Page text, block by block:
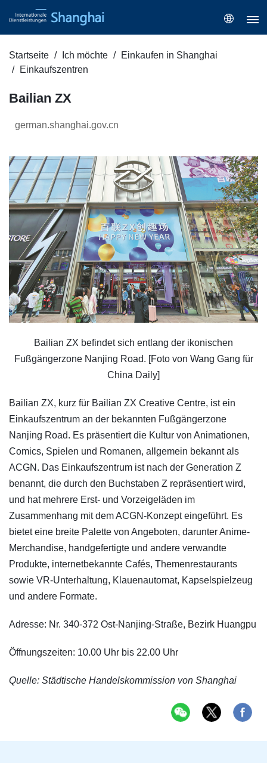
Startseite Ich möchte
Einkaufen in Shanghai
Einkaufszentren
Bailian ZX
german.shanghai.gov.cn
Bailian ZX befindet sich entlang der ikonischen
Fußgängerzone Nanjing Road. [Foto von Wang Gang für
China Daily]
Bailian ZX, kurz für Bailian ZX Creative Centre, ist ein
Einkaufszentrum an der bekannten Fußgängerzone
Nanjing Road. Es präsentiert die Kultur von Animationen,
Comics, Spielen und Romanen, allgemein bekannt als
ACGN. Das Einkaufszentrum ist nach der Generation Z
benannt, die durch den Buchstaben Z repräsentiert wird,
und hat mehrere Erst- und Vorzeigeläden im
Zusammenhang mit dem ACGN-Konzept eingeführt. Es
bietet eine breite Palette von Angeboten, darunter Anime-
Merchandise, handgefertigte und andere verwandte
Produkte, internetbekannte Cafés, Themenrestaurants
sowie VR-Unterhaltung, Klauenautomat, Kapselspielzeug
und andere Formate.
Adresse: Nr. 340-372 Ost-Nanjing-Straße, Bezirk Huangpu
Öffnungszeiten: 10.00 Uhr bis 22.00 Uhr
Quelle: Städtische Handelskommission von Shanghai